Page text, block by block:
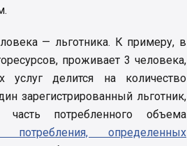
— льготника. К примеру, в
проживает 3 человека,
делится на количество
зарегистрированный льготник,
потребленного объема
потребления, определенных